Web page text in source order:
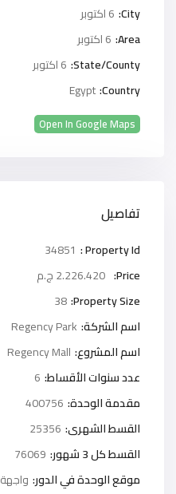
City: 6 اكتوبر
Area: 6 اكتوبر
State/County: 6 اكتوبر
Country:
Egypt
Open In Google Maps
تفاصيل
Property Id :
34851
Price: 2.226.420 ج.م
Property Size:
38
اسم الشركة: Regency Park
اسم المشروع: Regency Mall
عدد سنوات الأقساط: 6
مقدمة الوحدة: 400756
القسط الشهرى: 25356
القسط كل 3 شهور:
76069
موقع الوحدة في الدور: واجهة